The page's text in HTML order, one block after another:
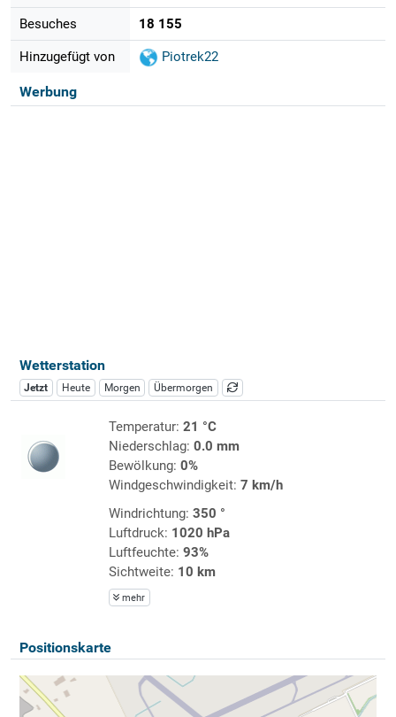
Besuches 18 155
Hinzugefügt von Piotrek22
Werbung
Wetterstation
Jetzt Heute Morgen Übermorgen
Temperatur: 21 °C
Niederschlag: 0.0 mm
Bewölkung: 0%
Windgeschwindigkeit: 7 km/h
Windrichtung: 350 °
Luftdruck: 1020 hPa
Luftfeuchte: 93%
Sichtweite: 10 km
mehr
Positionskarte